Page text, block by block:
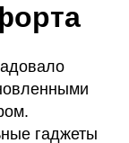
гаджеты